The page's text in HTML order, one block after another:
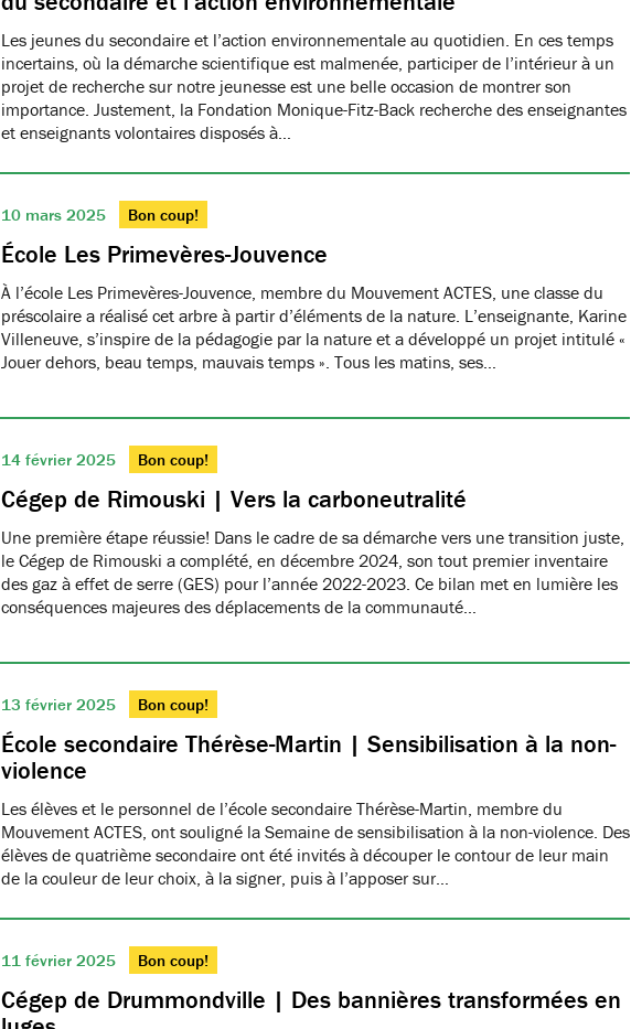
Les jeunes du secondaire et l’action environnementale au quotidien. En ces temps
incertains, où la démarche scientifique est malmenée, participer de l’intérieur à un
projet de recherche sur notre jeunesse est une belle occasion de montrer son
importance. Justement, la Fondation Monique-Fitz-Back recherche des enseignantes
et enseignants volontaires disposés à…
10 mars 2025 Bon coup!
École Les Primevères-Jouvence
À l’école Les Primevères-Jouvence, membre du Mouvement ACTES, une classe du
préscolaire a réalisé cet arbre à partir d’éléments de la nature. L’enseignante, Karine
Villeneuve, s’inspire de la pédagogie par la nature et a développé un projet intitulé «
Jouer dehors, beau temps, mauvais temps ». Tous les matins, ses…
14 février 2025 Bon coup!
Cégep de Rimouski | Vers la carboneutralité
Une première étape réussie! Dans le cadre de sa démarche vers une transition juste,
le Cégep de Rimouski a complété, en décembre 2024, son tout premier inventaire
des gaz à effet de serre (GES) pour l’année 2022-2023. Ce bilan met en lumière les
conséquences majeures des déplacements de la communauté…
13 février 2025 Bon coup!
École secondaire Thérèse-Martin | Sensibilisation à la non-
violence
Les élèves et le personnel de l’école secondaire Thérèse-Martin, membre du
Mouvement ACTES, ont souligné la Semaine de sensibilisation à la non-violence. Des
élèves de quatrième secondaire ont été invités à découper le contour de leur main
de la couleur de leur choix, à la signer, puis à l’apposer sur…
11 février 2025 Bon coup!
Cégep de Drummondville | Des bannières transformées en